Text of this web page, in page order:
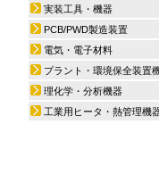
実装工具・機器
PCB/PWD製造装置
電気・電子材料
プラント・環境保全装置
理化学・分析機器
工業用ヒータ・熱管理機